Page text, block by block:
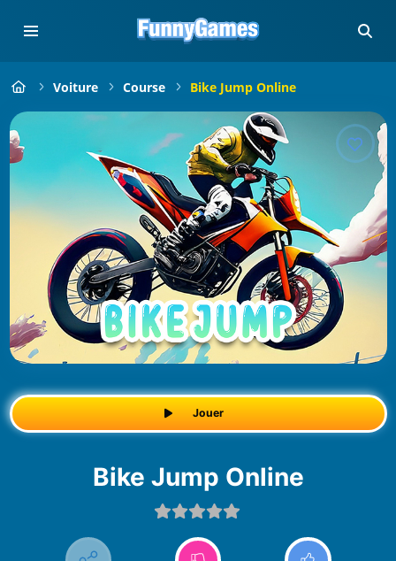
Voiture Course Bike Jump Online
Jouer
Bike Jump Online